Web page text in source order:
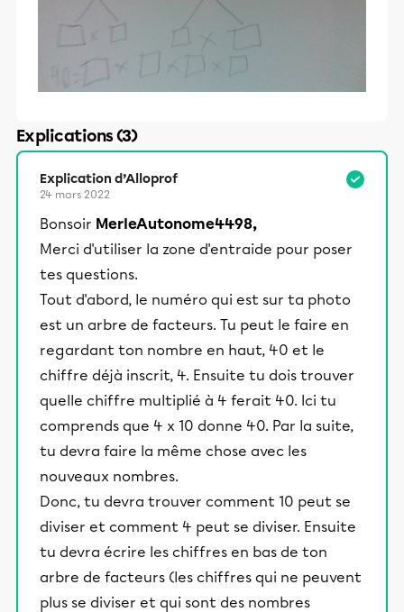
Explications (3)
Explication d’Alloprof
24 mars 2022
Bonsoir MerleAutonome4498,
Merci d'utiliser la zone d'entraide pour poser
tes questions.
Tout d'abord, le numéro qui est sur ta photo
est un arbre de facteurs. Tu peut le faire en
regardant ton nombre en haut, 40 et le
chiffre déjà inscrit, 4. Ensuite tu dois trouver
quelle chiffre multiplié à 4 ferait 40. Ici tu
comprends que 4 x 10 donne 40. Par la suite,
tu devra faire la même chose avec les
nouveaux nombres.
Donc, tu devra trouver comment 10 peut se
diviser et comment 4 peut se diviser. Ensuite
tu devra écrire les chiffres en bas de ton
arbre de facteurs (les chiffres qui ne peuvent
plus se diviser et qui sont des nombres